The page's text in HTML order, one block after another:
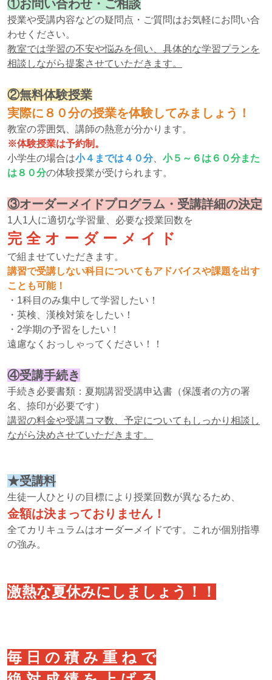
①お問い合わせ・ご相談
授業や受講内容などの疑問点・ご質問はお気軽にお問い合
わせください。
教室では学習の不安や悩みを伺い、具体的な学習プランを
相談しながら提案させていただきます。
②無料体験授業
実際に８０分の授業を体験してみましょう！
教室の雰囲気、講師の熱意が分かります。
※体験授業は予約制。
小学生の場合は小４までは４０分、 小５～６は６０分また
は８０分の体験授業が受けられます。
③オーダーメイドプログラム・受講詳細の決定
1人1人に適切な学習量、必要な授業回数を
完 全 オ ー ダ ー メ イ ド
で組ませていただきます。
講習で受講しない科目についてもアドバイスや課題を出す
ことも可能！
・1科目のみ集中して学習したい！
・英検、漢検対策をしたい！
・2学期の予習をしたい！
遠慮なくおっしゃってください！！
④受講手続き
手続き必要書類：夏期講習受講申込書（保護者の方の署
名、捺印が必要です）
講習の料金や受講コマ数、予定についてもしっかり相談し
ながら決めさせていただきます。
★受講料
生徒一人ひとりの目標により授業回数が異なるため、
金額は決まっておりません！
全てカリキュラムはオーダーメイドです。これが個別指導
の強み。
激熱な夏休みにしましょう！！
毎 日 の 積 み 重 ね で